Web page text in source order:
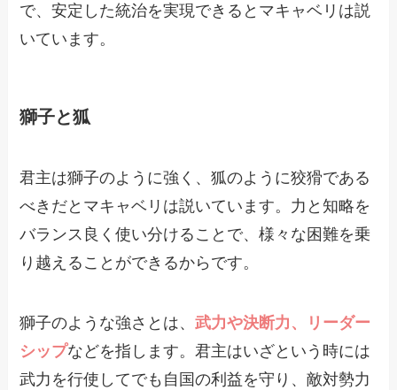
で、安定した統治を実現できるとマキャベリは説
いています。
獅子と狐
君主は獅子のように強く、狐のように狡猾である
べきだとマキャベリは説いています。力と知略を
バランス良く使い分けることで、様々な困難を乗
り越えることができるからです。
獅子のような強さとは、武力や決断力、リーダー
シップなどを指します。君主はいざという時には
武力を行使してでも自国の利益を守り、敵対勢力